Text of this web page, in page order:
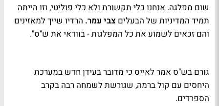
שום מפלגה. אנחנו כלי תקשורת ולא כלי פוליטי, וזו הייתה
תמיד המדיניות של הבעלים צבי עמר. הרדיו שייך למאזינים
והם זכאים לשמוע את כל המפלגות - בוודאי את ש"ס".
גורם בש"ס אמר לאייס כי מדובר בעידן חדש במערכת
היחסים עם קול ברמה, שגורשת לשמחה רבה בקרב
הספרדים.